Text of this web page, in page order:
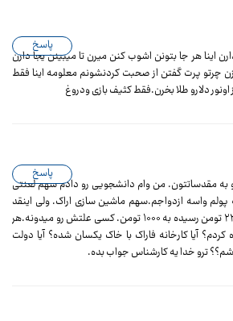
اینا هر جا بتونن اشوب کنن میرن تا میبینن یجا دارن
سه ۴نفر میریزن چرتو پرت گفتن از صحبت کردنشونم معلومه اینا فقط
اونور دلارو طلا بخرن.فقط کثیف بازی ودروغ
پاسخ
مقدساتتون. من وام دانشجویی رو دادم سهم لعنتی
واسه ازدواجم.سهم ماشین سازی اراک. ولی اینقد
اوضاعش خراب شده که از ۲۲۰۰ تومن رسیده به ۱۰۰۰ تومن. کسی علتش رو میدونه.هر
آیا کارخانه فاراک با خاک یکسان شده؟ آیا دولت
ترو خدا یه کارشناس جواب بده.
پاسخ